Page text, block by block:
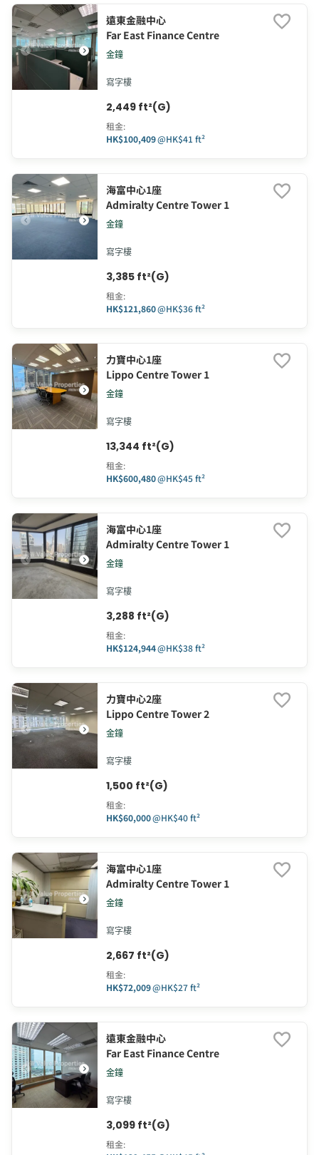
遠東金融中心
Far East Finance Centre
金鐘
寫字樓
2,449 ft²(G)
租金:
HK$100,409@HK$41 ft²
海富中心1座
Admiralty Centre Tower 1
金鐘
寫字樓
3,385 ft²(G)
租金:
HK$121,860@HK$36 ft²
力寶中心1座
Lippo Centre Tower 1
金鐘
寫字樓
13,344 ft²(G)
租金:
HK$600,480@HK$45 ft²
海富中心1座
Admiralty Centre Tower 1
金鐘
寫字樓
3,288 ft²(G)
租金:
HK$124,944@HK$38 ft²
力寶中心2座
Lippo Centre Tower 2
金鐘
寫字樓
1,500 ft²(G)
租金:
HK$60,000@HK$40 ft²
海富中心1座
Admiralty Centre Tower 1
金鐘
寫字樓
2,667 ft²(G)
租金:
HK$72,009@HK$27 ft²
遠東金融中心
Far East Finance Centre
金鐘
寫字樓
3,099 ft²(G)
租金: